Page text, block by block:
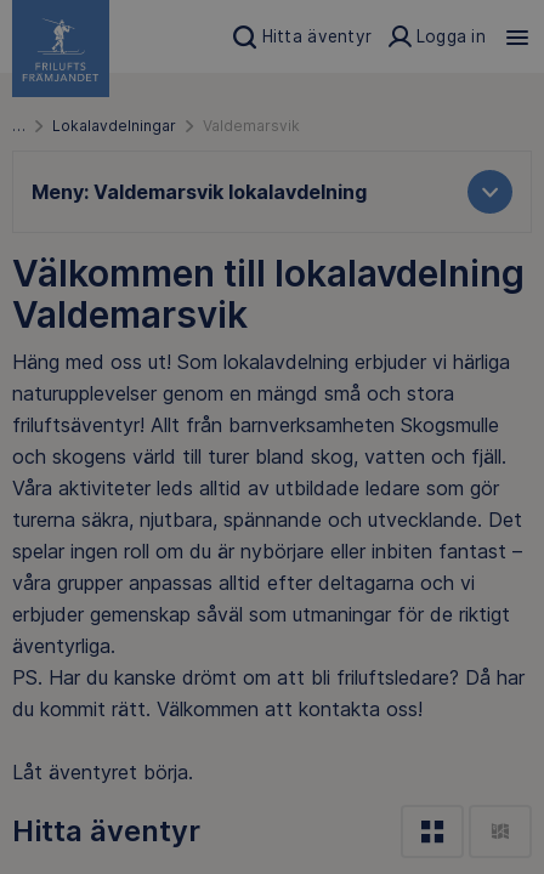
Hitta äventyr Logga in
… Lokalavdelningar Valdemarsvik
Meny: Valdemarsvik lokalavdelning
Välkommen till lokalavdelning
Valdemarsvik
Häng med oss ut! Som lokalavdelning erbjuder vi härliga
naturupplevelser genom en mängd små och stora
friluftsäventyr! Allt från barnverksamheten Skogsmulle
och skogens värld till turer bland skog, vatten och fjäll.
Våra aktiviteter leds alltid av utbildade ledare som gör
turerna säkra, njutbara, spännande och utvecklande. Det
spelar ingen roll om du är nybörjare eller inbiten fantast –
våra grupper anpassas alltid efter deltagarna och vi
erbjuder gemenskap såväl som utmaningar för de riktigt
äventyrliga.
PS. Har du kanske drömt om att bli friluftsledare? Då har
du kommit rätt. Välkommen att kontakta oss!
Låt äventyret börja.
Hitta äventyr